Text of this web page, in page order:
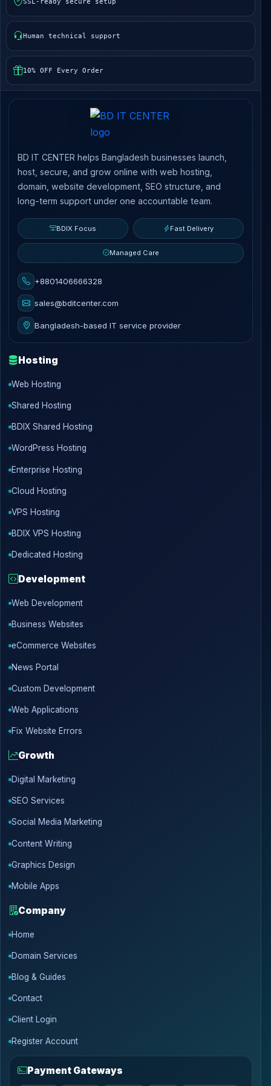
Human technical support
10% OFF Every Order
BD IT CENTER helps Bangladesh businesses launch,
host, secure, and grow online with web hosting,
domain, website development, SEO structure, and
long-term support under one accountable team.
BDIX Focus Fast Delivery
Managed Care
+8801406666328
sales@bditcenter.com
Bangladesh-based IT service provider
Hosting
Web Hosting
Shared Hosting
BDIX Shared Hosting
WordPress Hosting
Enterprise Hosting
Cloud Hosting
VPS Hosting
BDIX VPS Hosting
Dedicated Hosting
Development
Web Development
Business Websites
eCommerce Websites
News Portal
Custom Development
Web Applications
Fix Website Errors
Growth
Digital Marketing
SEO Services
Social Media Marketing
Content Writing
Graphics Design
Mobile Apps
Company
Home
Domain Services
Blog & Guides
Contact
Client Login
Register Account
Payment Gateways